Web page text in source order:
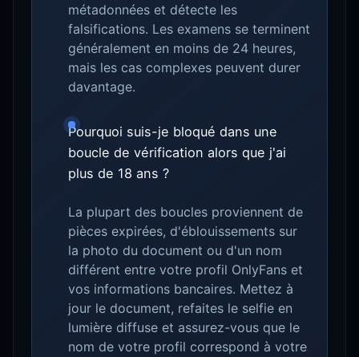
métadonnées et détecte les
falsifications. Les examens se terminent
généralement en moins de 24 heures,
mais les cas complexes peuvent durer
davantage.
Pourquoi suis-je bloqué dans une
boucle de vérification alors que j'ai
plus de 18 ans ?
La plupart des boucles proviennent de
pièces expirées, d'éblouissements sur
la photo du document ou d'un nom
différent entre votre profil OnlyFans et
vos informations bancaires. Mettez à
jour le document, refaites le selfie en
lumière diffuse et assurez-vous que le
nom de votre profil correspond à votre